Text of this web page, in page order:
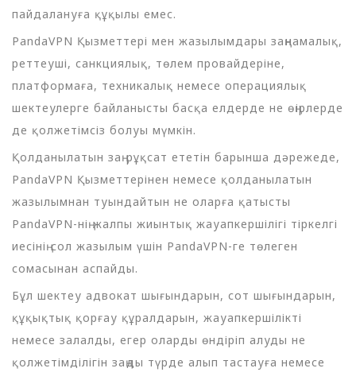
пайдалануға құқылы емес.
PandaVPN Қызметтері мен жазылымдары заңнамалық,
реттеуші, санкциялық, төлем провайдеріне,
платформаға, техникалық немесе операциялық
шектеулерге байланысты басқа елдерде не өңірлерде
де қолжетімсіз болуы мүмкін.
Қолданылатын заң рұқсат ететін барынша дәрежеде,
PandaVPN Қызметтерінен немесе қолданылатын
жазылымнан туындайтын не оларға қатысты
PandaVPN-нің жалпы жиынтық жауапкершілігі тіркелгі
иесінің сол жазылым үшін PandaVPN-ге төлеген
сомасынан аспайды.
Бұл шектеу адвокат шығындарын, сот шығындарын,
құқықтық қорғау құралдарын, жауапкершілікті
немесе залалды, егер оларды өндіріп алуды не
қолжетімділігін заңды түрде алып тастауға немесе